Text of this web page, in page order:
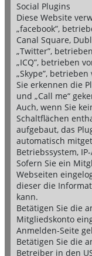
Social Plugins
Diese Website
„facebook”,
Canal Square,
„Twitter”,
„ICQ”, betrieben
„Skype”,
Sie erkennen die
und „Call me“
Auch, wenn Sie
Schaltflächen
aufgebaut, das
automatisch
Betriebssystem,
Sofern Sie ein
Webseiten
dieser die
kann.
Betätigen Sie die
Mitgliedskonto
Anmelden-Seite
Betätigen Sie die
Betreiber in den